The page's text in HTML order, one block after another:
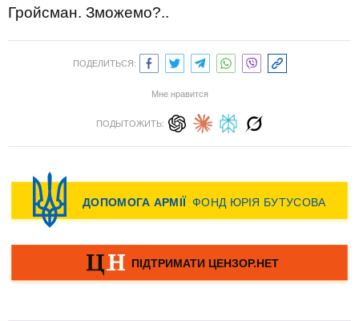
Гройсман. Зможемо?..
ПОДЕЛИТЬСЯ:
Мне нравится
ПОДЫТОЖИТЬ: